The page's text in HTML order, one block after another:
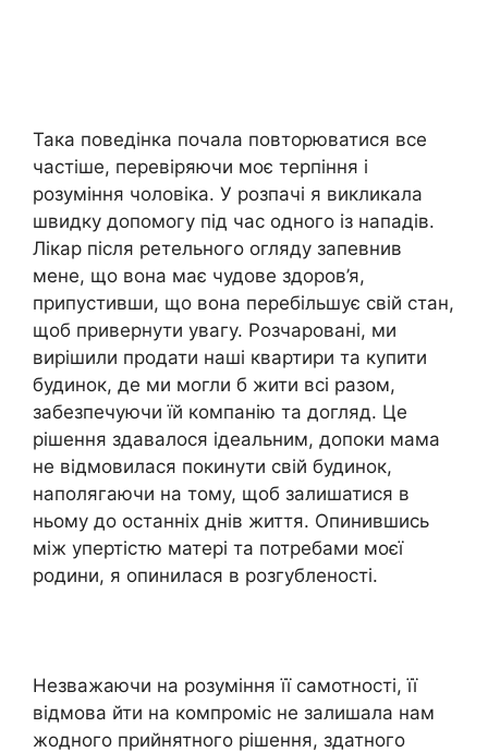
Така поведінка почала повторюватися все
частіше, перевіряючи моє терпіння і
розуміння чоловіка. У розпачі я викликала
швидку допомогу під час одного із нападів.
Лікар після ретельного огляду запевнив
мене, що вона має чудове здоров’я,
припустивши, що вона перебільшує свій стан,
щоб привернути увагу. Розчаровані, ми
вирішили продати наші квартири та купити
будинок, де ми могли б жити всі разом,
забезпечуючи їй компанію та догляд. Це
рішення здавалося ідеальним, допоки мама
не відмовилася покинути свій будинок,
наполягаючи на тому, щоб залишатися в
ньому до останніх днів життя. Опинившись
між упертістю матері та потребами моєї
родини, я опинилася в розгубленості.
Незважаючи на розуміння її самотності, її
відмова йти на компроміс не залишала нам
жодного прийнятного рішення, здатного